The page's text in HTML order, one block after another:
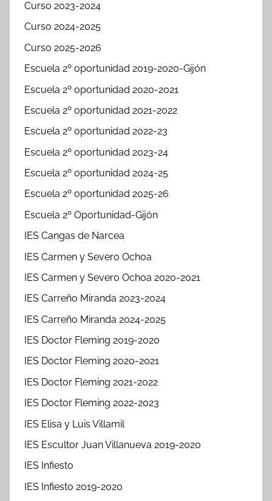
Curso 2023-2024
Curso 2024-2025
Curso 2025-2026
Escuela 2º oportunidad 2019-2020-Gijón
Escuela 2º oportunidad 2020-2021
Escuela 2º oportunidad 2021-2022
Escuela 2º oportunidad 2022-23
Escuela 2º oportunidad 2023-24
Escuela 2º oportunidad 2024-25
Escuela 2º oportunidad 2025-26
Escuela 2º Oportunidad-Gijón
IES Cangas de Narcea
IES Carmen y Severo Ochoa
IES Carmen y Severo Ochoa 2020-2021
IES Carreño Miranda 2023-2024
IES Carreño Miranda 2024-2025
IES Doctor Fleming 2019-2020
IES Doctor Fleming 2020-2021
IES Doctor Fleming 2021-2022
IES Doctor Fleming 2022-2023
IES Elisa y Luis Villamil
IES Escultor Juan Villanueva 2019-2020
IES Infiesto
IES Infiesto 2019-2020